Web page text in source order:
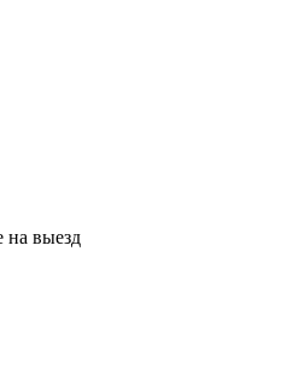
на выезд